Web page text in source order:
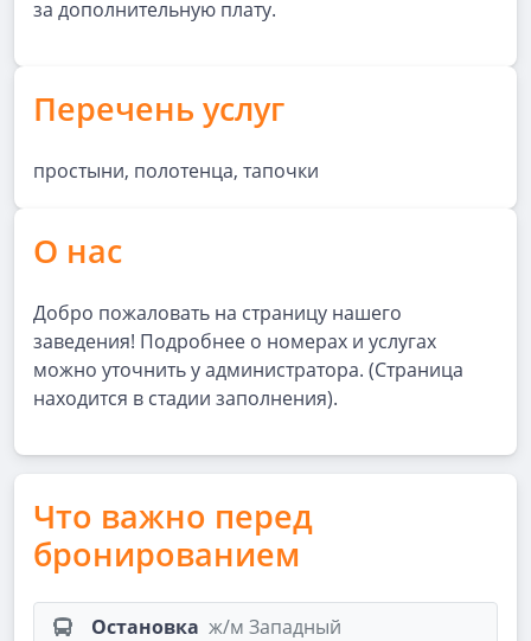
за дополнительную плату.
Перечень услуг
простыни, полотенца, тапочки
О нас
Добро пожаловать на страницу нашего
заведения! Подробнее о номерах и услугах
можно уточнить у администратора. (Страница
находится в стадии заполнения).
Что важно перед
бронированием
Остановка ж/м Западный